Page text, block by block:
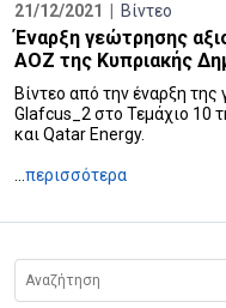
21/12/2021 | Βίντεο
Έναρξη γεώτρησης
ΑΟΖ της Κυπριακής
Βίντεο από την έναρξη
Glafcus_2 στο Τεμάχιο 10
και Qatar Energy.
περισσότερα